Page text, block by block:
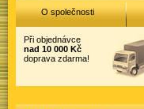
Při objednávce
nad 10 000 Kč
doprava zdarma!
O společnosti